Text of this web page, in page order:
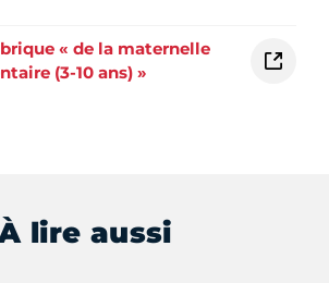
« de la maternelle
(3-10 ans) »
lire aussi